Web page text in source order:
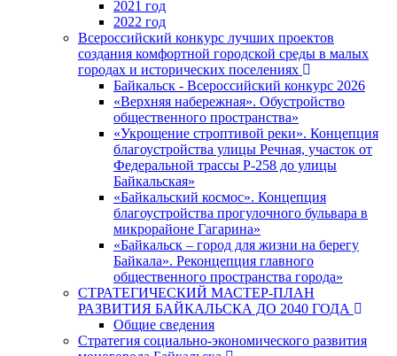
2021 год
2022 год
Всероссийский конкурс лучших проектов
создания комфортной городской среды в малых
городах и исторических поселениях
Байкальск - Всероссийский конкурс 2026
«Верхняя набережная». Обустройство
общественного пространства»
«Укрощение строптивой реки». Концепция
благоустройства улицы Речная, участок от
Федеральной трассы Р-258 до улицы
Байкальская»
«Байкальский космос». Концепция
благоустройства прогулочного бульвара в
микрорайоне Гагарина»
«Байкальск – город для жизни на берегу
Байкала». Реконцепция главного
общественного пространства города»
СТРАТЕГИЧЕСКИЙ МАСТЕР-ПЛАН
РАЗВИТИЯ БАЙКАЛЬСКА ДО 2040 ГОДА
Общие сведения
Стратегия социально-экономического развития